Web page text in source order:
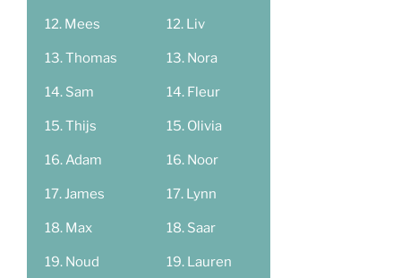
Mees
Thomas
Sam
Thijs
Adam
James
Max
Noud
Liv
Nora
Fleur
Olivia
Noor
Lynn
Saar
Lauren